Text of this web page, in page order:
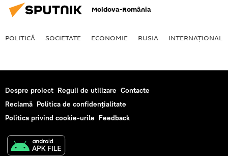
Moldova-România
POLITICĂ SOCIETATE ECONOMIE RUSIA INTERNAŢIONAL
Despre proiect Reguli de utilizare Contacte
Reclamă Politica de confidențialitate
Politica privind cookie-urile Feedback